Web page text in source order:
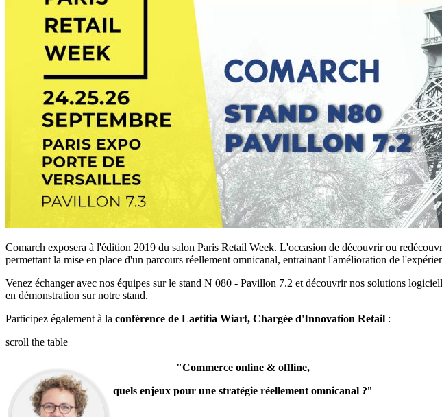
Comarch exposera à l'édition 2019 du salon Paris Retail Week. L'occasion de découvrir ou
permettant la mise en place d'un parcours réellement omnicanal, entrainant l'amélioration de
Venez échanger avec nos équipes sur le stand N 080 - Pavillon 7.2 et découvrir nos solutions
en démonstration sur notre stand.
Participez également à la conférence de Laetitia Wiart, Chargée d'Innovation Retail :
scroll the table
"Commerce online & offline,
quels enjeux pour une stratégie réellement omnicanal ?"